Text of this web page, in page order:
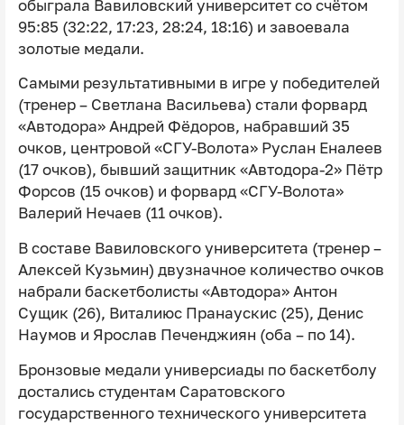
обыграла Вавиловский университет со счётом
95:85 (32:22, 17:23, 28:24, 18:16) и завоевала
золотые медали.
Самыми результативными в игре у победителей
(тренер – Светлана Васильева) стали форвард
«Автодора» Андрей Фёдоров, набравший 35
очков, центровой «СГУ-Волота» Руслан Еналеев
(17 очков), бывший защитник «Автодора-2» Пётр
Форсов (15 очков) и форвард «СГУ-Волота»
Валерий Нечаев (11 очков).
В составе Вавиловского университета (тренер –
Алексей Кузьмин) двузначное количество очков
набрали баскетболисты «Автодора» Антон
Сущик (26), Виталиюс Пранаускис (25), Денис
Наумов и Ярослав Печенджиян (оба – по 14).
Бронзовые медали универсиады по баскетболу
достались студентам Саратовского
государственного технического университета